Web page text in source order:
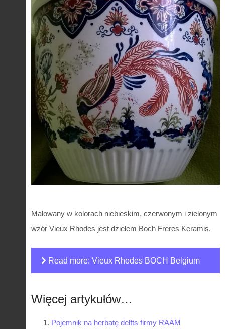
Malowany w kolorach niebieskim, czerwonym i zielonym
wzór Vieux Rhodes jest dziełem Boch Freres Keramis.
Read more: Vieux Rhodes BOCH Belgium
Więcej artykułów…
Pojemnik na herbatę delfts firmy RAAM